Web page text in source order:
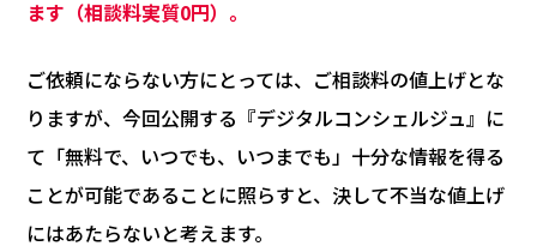
ます（相談料実質0円）。
ご依頼にならない方にとっては、ご相談料の値上げとな
りますが、今回公開する『デジタルコンシェルジュ』に
て「無料で、いつでも、いつまでも」十分な情報を得る
ことが可能であることに照らすと、決して不当な値上げ
にはあたらないと考えます。